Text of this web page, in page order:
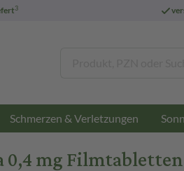
3
Schmerzen & Verletzungen
0,4 mg